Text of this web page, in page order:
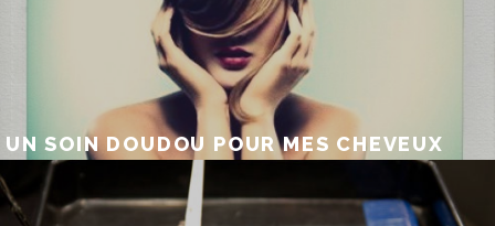
UN SOIN DOUDOU POUR MES CHEVEUX